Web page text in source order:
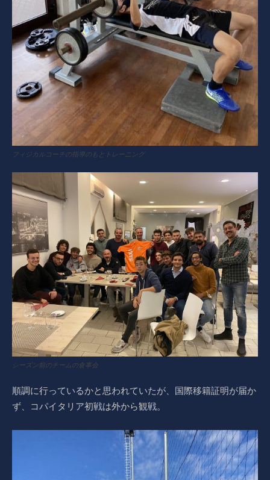
フィジカルコーチの指導のもとトレーニング
シーズン前のチームの食事会
順調に行っているかと思われていたが、国際移籍証明が届か
ず、コパイタリア初戦は外から観戦。